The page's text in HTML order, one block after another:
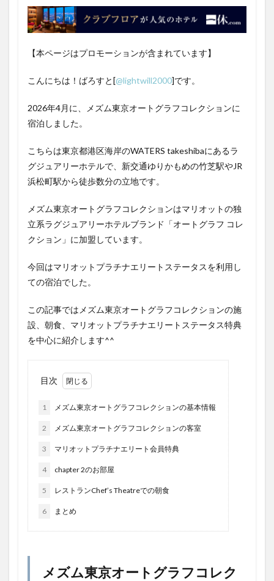
【本ページはプロモーションが含まれています】
こんにちは！ばろすと[@lightwill2000]です。
2026年4月に、メズム東京オートグラフコレクションに
宿泊しました。
こちらは東京都港区海岸のWATERS takeshibaにあるラ
グジュアリーホテルで、新交通ゆりかもめの竹芝駅やJR
浜松町駅から徒歩数分の立地です。
メズム東京オートグラフコレクションはマリオットの独
立系ラグジュアリーホテルブランド「オートグラフ コレ
クション」に加盟しています。
今回はマリオットプラチナエリートステータスを利用し
ての宿泊でした。
この記事ではメズム東京オートグラフコレクションの施
設、朝食、マリオットプラチナエリートステータス特典
を中心に紹介します^^
目次
1 メズム東京オートグラフコレクションの基本情報
2 メズム東京オートグラフコレクションの客室
3 マリオットプラチナエリート会員特典
4 chapter 2のお部屋
5 レストランChef’s Theatreでの朝食
6 まとめ
メズム東京オートグラフコレク